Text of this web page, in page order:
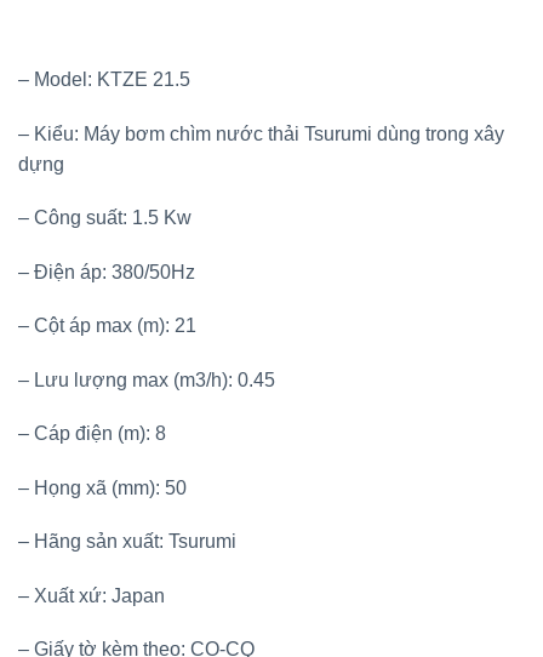
– Model: KTZE 21.5
– Kiểu: Máy bơm chìm nước thải Tsurumi dùng trong xây
dựng
– Công suất: 1.5 Kw
– Điện áp: 380/50Hz
– Cột áp max (m): 21
– Lưu lượng max (m3/h): 0.45
– Cáp điện (m): 8
– Họng xã (mm): 50
– Hãng sản xuất: Tsurumi
– Xuất xứ: Japan
– Giấy tờ kèm theo: CO-CQ